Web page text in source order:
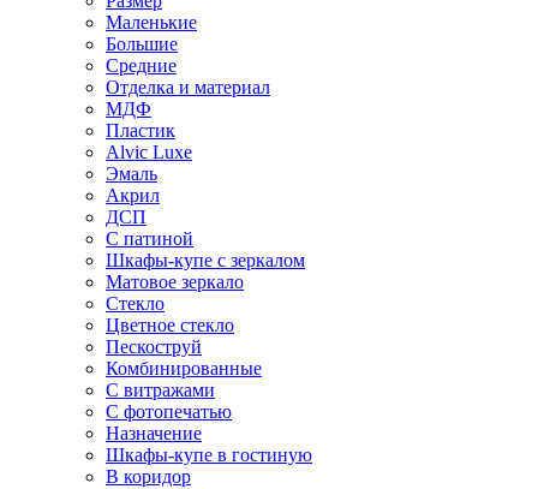
Маленькие
Большие
Средние
Отделка и материал
МДФ
Пластик
Alvic Luxe
Эмаль
Акрил
ДСП
С патиной
Шкафы-купе с зеркалом
Матовое зеркало
Стекло
Цветное стекло
Пескоструй
Комбинированные
С витражами
С фотопечатью
Назначение
Шкафы-купе в гостиную
В коридор